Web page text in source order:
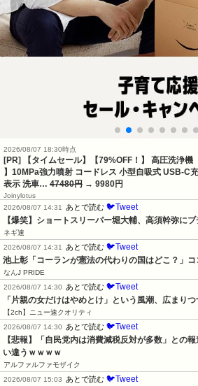
2026/08/07 18:30時点
[PR] 【タイムセール】【79%OFF！】 高圧洗浄機
】10MPa強力噴射 コードレス 小型自吸式 USB-C
表示 洗車… 47480円 → 9980円
Joinylotus
2026/08/07 14:31
あとで読む 🐦Tweet
【爆笑】ショートスリーパー堀大輔、高須幹弥にブ
ネギ速
2026/08/07 14:31
あとで読む 🐦Tweet
池上彰「コーランが憲法の代わりの国はどこ？」
なんJ PRIDE
2026/08/07 14:30
あとで読む 🐦Tweet
「片親の女だけはやめとけ」という風潮、広まりつ
【2ch】ニュー速クオリティ
2026/08/07 14:30
あとで読む 🐦Tweet
【悲報】「自民党内は消費減税反対が多数」との
い違うｗｗｗｗ
アルファルファモザイク
2026/08/07 15:03
あとで読む 🐦Tweet